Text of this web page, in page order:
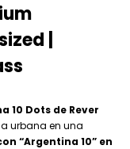
|
10 Dots de Rever
urbana en una
“Argentina 10” en